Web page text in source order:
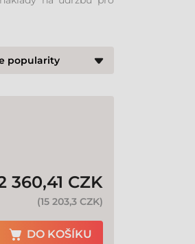
360,41 CZK
(15 203,3 CZK)
DO KOŠÍKU